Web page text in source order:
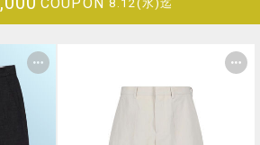
8.12(水)迄